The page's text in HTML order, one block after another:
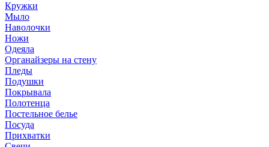
Кружки
Мыло
Наволочки
Ножи
Одеяла
Органайзеры на стену
Пледы
Подушки
Покрывала
Полотенца
Постельное белье
Посуда
Прихватки